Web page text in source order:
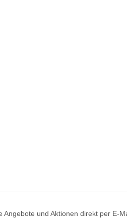
und Aktionen direkt per E-